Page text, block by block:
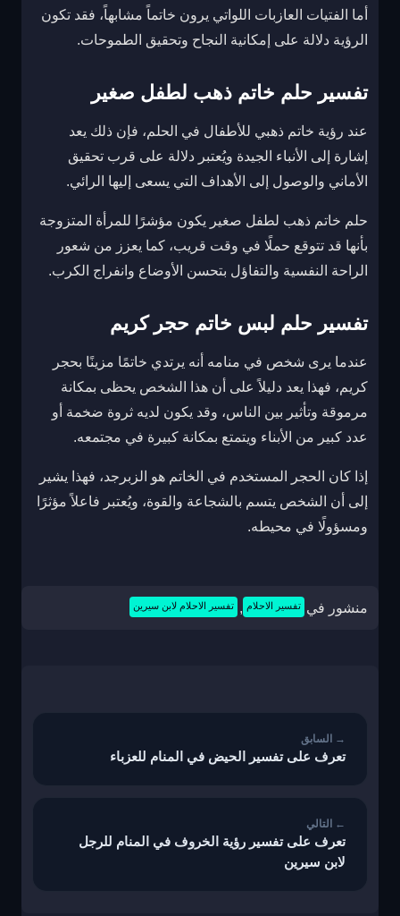
أما الفتيات العازبات اللواتي يرون خاتماً مشابهاً، فقد تكون
الرؤية دلالة على إمكانية النجاح وتحقيق الطموحات.
تفسير حلم خاتم ذهب لطفل صغير
عند رؤية خاتم ذهبي للأطفال في الحلم، فإن ذلك يعد
إشارة إلى الأنباء الجيدة ويُعتبر دلالة على قرب تحقيق
الأماني والوصول إلى الأهداف التي يسعى إليها الرائي.
حلم خاتم ذهب لطفل صغير يكون مؤشرًا للمرأة المتزوجة
بأنها قد تتوقع حملًا في وقت قريب، كما يعزز من شعور
الراحة النفسية والتفاؤل بتحسن الأوضاع وانفراج الكرب.
تفسير حلم لبس خاتم حجر كريم
عندما يرى شخص في منامه أنه يرتدي خاتمًا مزينًا بحجر
كريم، فهذا يعد دليلاً على أن هذا الشخص يحظى بمكانة
مرموقة وتأثير بين الناس، وقد يكون لديه ثروة ضخمة أو
عدد كبير من الأبناء ويتمتع بمكانة كبيرة في مجتمعه.
إذا كان الحجر المستخدم في الخاتم هو الزبرجد، فهذا يشير
إلى أن الشخص يتسم بالشجاعة والقوة، ويُعتبر فاعلاً مؤثرًا
ومسؤولًا في محيطه.
منشور في تفسير الاحلام , تفسير الاحلام لابن سيرين
تعرف على تفسير الحيض في المنام للعزباء
تعرف على تفسير رؤية الخروف في المنام للرجل
لابن سيرين